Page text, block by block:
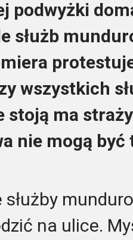
podwyżki
służb
wszystkich
ma
nie mogą
służby
na ulice.